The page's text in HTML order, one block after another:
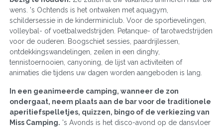
wens. 's Ochtends is het ontwaken met aquagym,
schildersessie in de kinderminiclub. Voor de sportievelingen,
volleybal- of voetbalwedstrijden. Petanque- of tarotwedstrijden
voor de ouderen. Boogschiet sessies, paardrijlessen,
ontdekkingswandelingen, zeilen in een dinghy,
tennistoernooien, canyoning, de lijst van activiteiten of
animaties die tijdens uw dagen worden aangeboden is lang.
In een geanimeerde camping, wanneer de zon
ondergaat, neem plaats aan de bar voor de traditionele
aperitiefspelletjes, quizzen, bingo of de verkiezing van
Miss Camping. 's Avonds is het disco-avond op de dansvloer